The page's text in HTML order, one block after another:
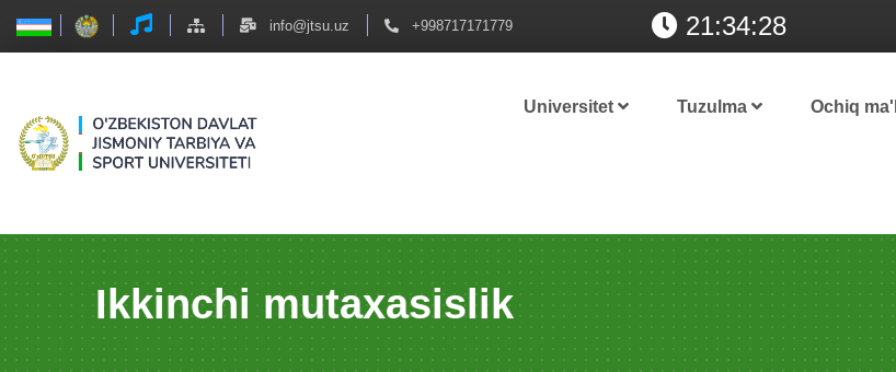
info@jtsu.uz +998717171779 21:34:29
Universitet Tuzulma Ochiq
Ikkinchi mutaxasislik